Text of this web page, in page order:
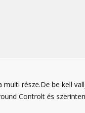
része.De be kell
Controlt és